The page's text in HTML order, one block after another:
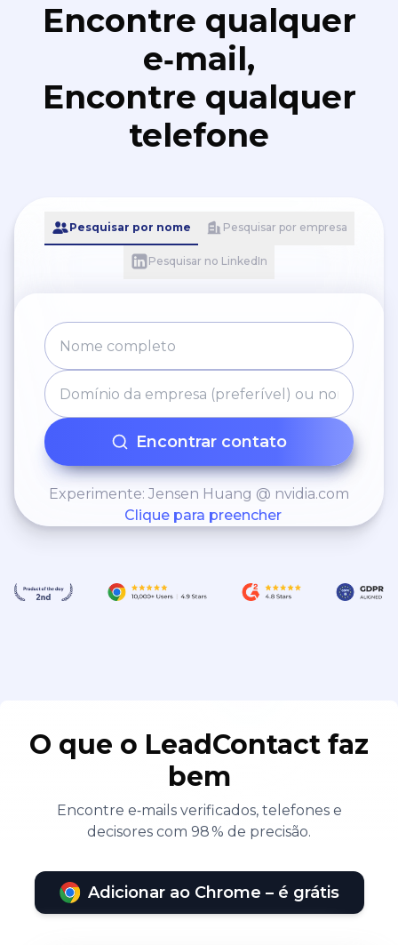
Encontre qualquer
e‑mail,
Encontre qualquer
telefone
Pesquisar por nome Pesquisar por empresa
Pesquisar no LinkedIn
Encontrar contato
Experimente: Jensen Huang @ nvidia.com
Clique para preencher
O que o LeadContact faz
bem
Encontre e‑mails verificados, telefones e
decisores com 98 % de precisão.
Adicionar ao Chrome – é grátis